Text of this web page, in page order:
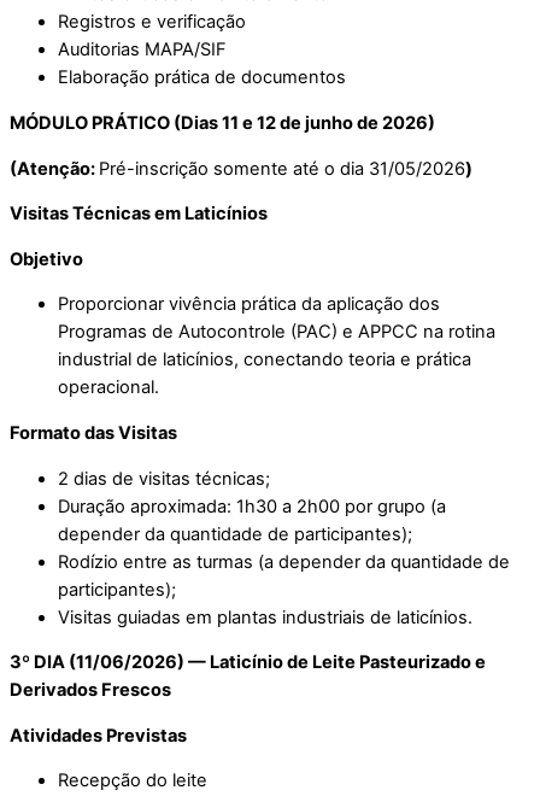
Registros e verificação
Auditorias MAPA/SIF
Elaboração prática de documentos
MÓDULO PRÁTICO (Dias 11 e 12de junho de 2026)
(Atenção: Pré-inscrição somente até o dia 31/05/2026)
Visitas Técnicas em Laticínios
Objetivo
Proporcionar vivência prática da aplicação dos
Programas de Autocontrole (PAC) e APPCC na rotina
industrial de laticínios, conectando teoria e prática
operacional.
Formato das Visitas
2 dias de visitas técnicas;
Duração aproximada: 1h30 a 2h00 por grupo (a
depender da quantidade de participantes);
Rodízio entre as turmas (a depender da quantidade de
participantes);
Visitas guiadas em plantas industriais de laticínios.
3º DIA (11/06/2026) — Laticínio de Leite Pasteurizado e
Derivados Frescos
Atividades Previstas
Recepção do leite